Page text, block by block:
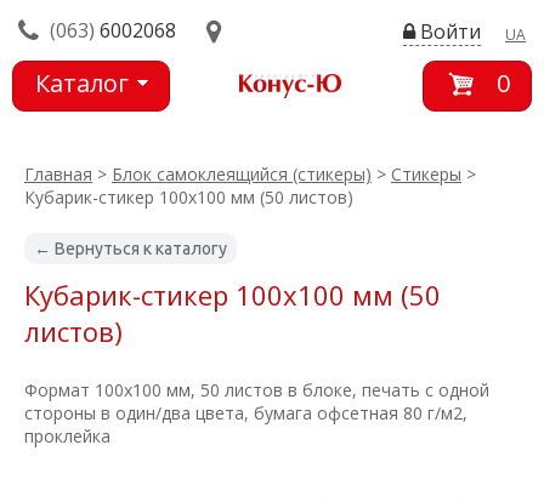
(063) 6002068 UA
Войти
Каталог
0
Главная > Блок самоклеящийся (стикеры) > Стикеры >
Кубарик-стикер 100х100 мм (50 листов)
← Вернуться к каталогу
Кубарик-стикер 100х100 мм (50
листов)
Формат 100х100 мм, 50 листов в блоке, печать с одной
стороны в один/два цвета, бумага офсетная 80 г/м2,
проклейка